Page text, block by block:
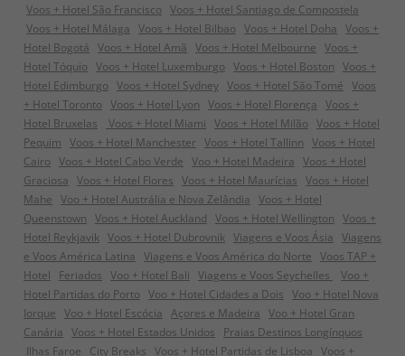
Voos + Hotel São Francisco Voos + Hotel Santiago de Compostela
Voos + Hotel Málaga Voos + Hotel Bilbao Voos + Hotel Doha Voos +
Hotel Bogotá Voos + Hotel Amã Voos + Hotel Melbourne Voos +
Hotel Tóquio Voos + Hotel Luxemburgo Voos + Hotel Boston Voos +
Hotel Edimburgo Voos + Hotel Sydney Voos + Hotel São Tomé Voos
+ Hotel Toronto Voos + Hotel Lyon Voos + Hotel Florença Voos +
Hotel Bruxelas
Voos + Hotel Miami Voos + Hotel Milão Voos + Hotel
Pequim Voos + Hotel Manchester Voos + Hotel Tallinn Voos + Hotel
Cairo Voos + Hotel Cabo Verde Voo + Hotel Madeira Voos + Hotel
Graciosa Voos + Hotel Flores Voos + Hotel Maurícias Voos + Hotel
Mahe Voo + Hotel Austrália e Nova Zelândia Voos + Hotel
Queenstown Voos + Hotel Auckland Voos + Hotel Wellington Voos +
Hotel Reykjavik Voos + Hotel Dubrovnik Viagens e Voos Ásia Viagens
e Voos América Latina Viagens e Voos América do Norte Voos TAP +
Hotel
Feriados Voo + Hotel Bali Viagens e Voos Seychelles
Voo +
Hotel Partidas do Porto Voo + Hotel Cidades a Dois Voo + Hotel Nova
Iorque Voo + Hotel Escócia Açores e Madeira Voo + Hotel Gran
Canária Voos + Hotel Estados Unidos
Praias Destinos Longínquos
Ilhas Faroe
City Breaks Voos + Hotel Partidas de Lisboa Voos +